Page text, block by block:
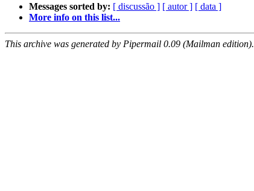
Messages sorted by: [ discussão ] [ autor ] [ data ]
More info on this list...
This archive was generated by Pipermail 0.09 (Mailman edition).